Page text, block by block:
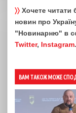
〉〉 Хочете читати
новин про
"Новинарню" в
Twitter, Instagram.
ВАМ ТАКОЖ МОЖЕ